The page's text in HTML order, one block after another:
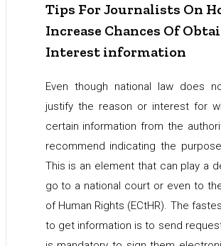
Tips For Journalists On
Increase Chances Of
Interest information
Even though national law does
justify the reason or interest for
certain information from the
recommend indicating the
This is an element that can play a
go to a national court or even to
of Human Rights (ECtHR). The
to get information is to send